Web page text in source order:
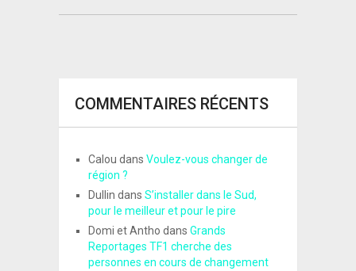
COMMENTAIRES RÉCENTS
Calou dans Voulez-vous changer de
région ?
Dullin dans S’installer dans le Sud,
pour le meilleur et pour le pire
Domi et Antho dans Grands
Reportages TF1 cherche des
personnes en cours de changement